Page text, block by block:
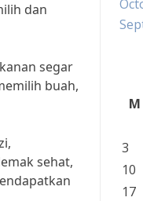
dan
segar
buah,
sehat,
M
3
10
17